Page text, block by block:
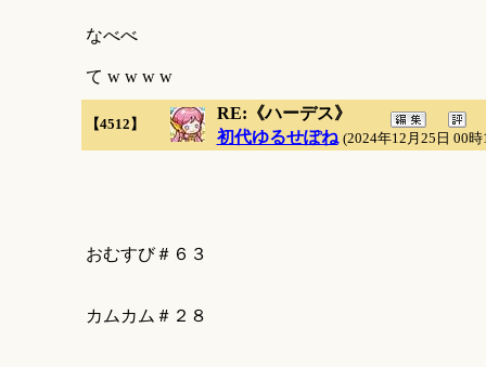
なべべ
て w w w w
【4512】
RE:《ハーデス》
初代ゆるせぽね (2024年12月25日 00時
おむすび＃６３
カムカム＃２８